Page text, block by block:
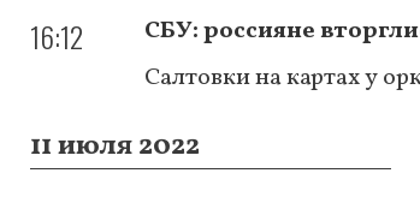
16:12
СБУ: россияне
Салтовки на картах у
11 июля 2022